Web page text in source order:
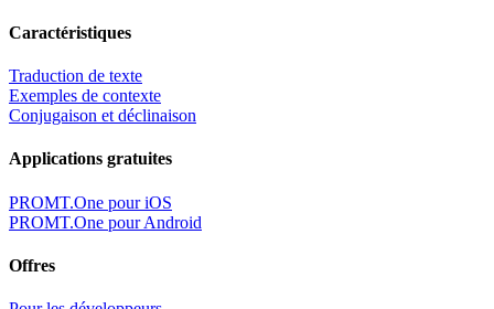
Caractéristiques
Traduction de texte
Exemples de contexte
Conjugaison et déclinaison
Applications gratuites
PROMT.One pour iOS
PROMT.One pour Android
Offres